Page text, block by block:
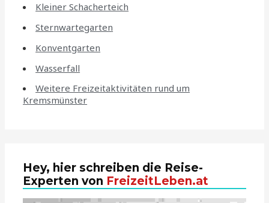
Kleiner Schacherteich
Sternwartegarten
Konventgarten
Wasserfall
Weitere Freizeitaktivitäten rund um
Kremsmünster
Hey, hier schreiben die Reise-
Experten von FreizeitLeben.at